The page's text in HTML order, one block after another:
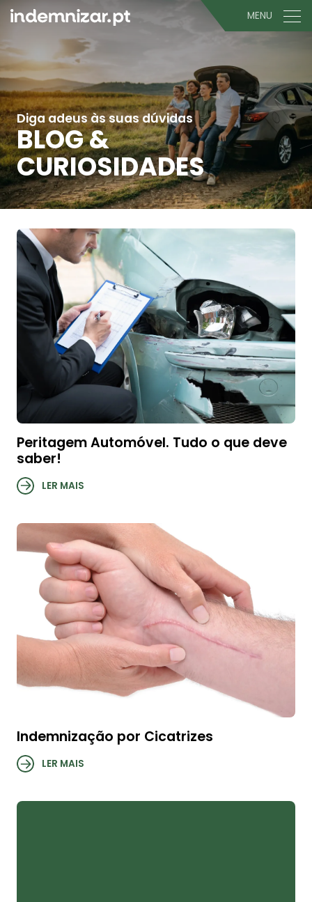
MENU
Diga adeus às suas dúvidas
BLOG &
CURIOSIDADES
Peritagem Automóvel. Tudo o que deve
saber!
LER MAIS
Indemnização por Cicatrizes
LER MAIS